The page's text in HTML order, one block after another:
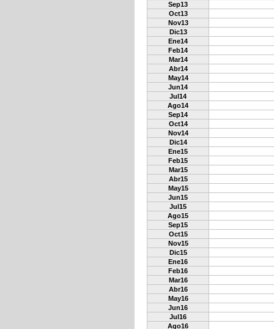
Sep13
Oct13
Nov13
Dic13
Ene14
Feb14
Mar14
Abr14
May14
Jun14
Jul14
Ago14
Sep14
Oct14
Nov14
Dic14
Ene15
Feb15
Mar15
Abr15
May15
Jun15
Jul15
Ago15
Sep15
Oct15
Nov15
Dic15
Ene16
Feb16
Mar16
Abr16
May16
Jun16
Jul16
Ago16